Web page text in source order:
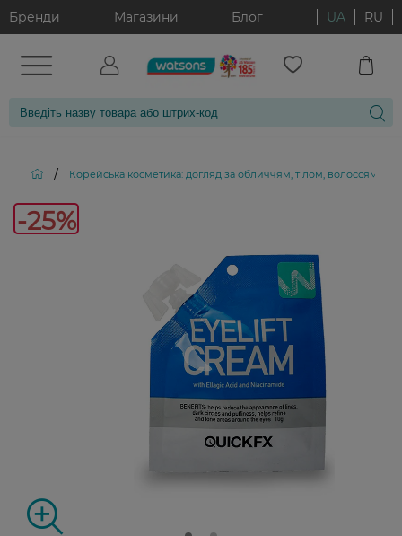
Бренди Магазини Блог UA RU
/ Корейська косметика: догляд за обличчям, тілом, волоссям і
-25%